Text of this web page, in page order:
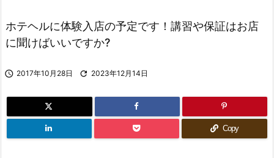
次へ
ホテヘルに体験入店の予定です！講習や保証はお店
に聞けばいいですか?
 2017年10月28日  2023年12月14日
Copy